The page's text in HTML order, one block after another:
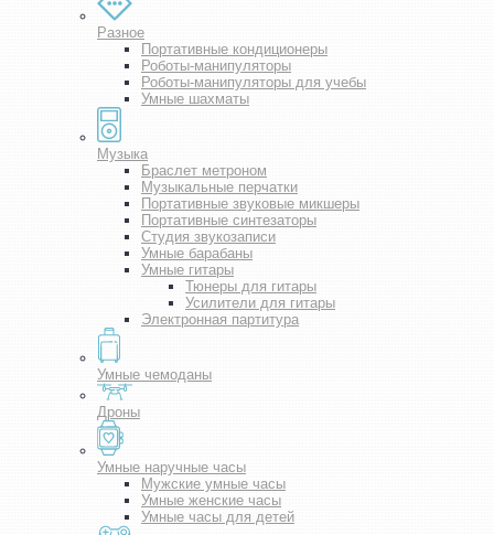
Разное
Портативные кондиционеры
Роботы-манипуляторы
Роботы-манипуляторы для учебы
Умные шахматы
Музыка
Браслет метроном
Музыкальные перчатки
Портативные звуковые микшеры
Портативные синтезаторы
Студия звукозаписи
Умные барабаны
Умные гитары
Тюнеры для гитары
Усилители для гитары
Электронная партитура
Умные чемоданы
Дроны
Умные наручные часы
Мужские умные часы
Умные женские часы
Умные часы для детей